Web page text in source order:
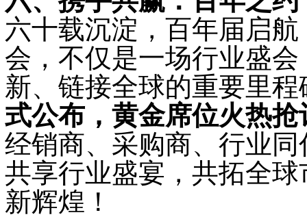
六十载沉淀，百年届启航
会，不仅是一场行业盛
新、链接全球的重要里
式公布，黄金席位火热抢
经销商、采购商、行业
共享行业盛宴，共拓全
新辉煌！